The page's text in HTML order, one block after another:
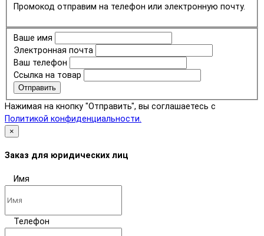
Промокод отправим на телефон или электронную почту.
Ваше имя
Электронная почта
Ваш телефон
Ссылка на товар
Отправить
Нажимая на кнопку "Отправить", вы соглашаетесь с
Политикой конфиденциальности.
×
Заказ для юридических лиц
Имя
Телефон